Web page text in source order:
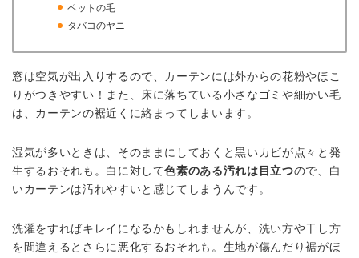
ペットの毛
タバコのヤニ
窓は空気が出入りするので、カーテンには外からの花粉やほこ
りがつきやすい！また、床に落ちている小さなゴミや細かい毛
は、カーテンの裾近くに絡まってしまいます。
湿気が多いときは、そのままにしておくと黒いカビが点々と発
生するおそれも。白に対して色素のある汚れは目立つので、白
いカーテンは汚れやすいと感じてしまうんです。
洗濯をすればキレイになるかもしれませんが、洗い方や干し方
を間違えるとさらに悪化するおそれも。生地が傷んだり裾がほ